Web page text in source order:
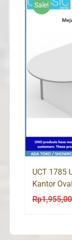
Sale!
UCT 1785
Kantor
Rp